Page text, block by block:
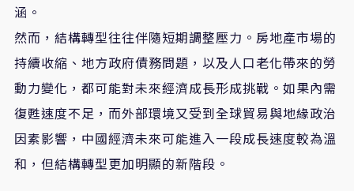
涵。
然而，結構轉型往往伴隨短期調整壓力。房地產市場的
持續收縮、地方政府債務問題，以及人口老化帶來的勞
動力變化，都可能對未來經濟成長形成挑戰。如果內需
復甦速度不足，而外部環境又受到全球貿易與地緣政治
因素影響，中國經濟未來可能進入一段成長速度較為溫
和，但結構轉型更加明顯的新階段。